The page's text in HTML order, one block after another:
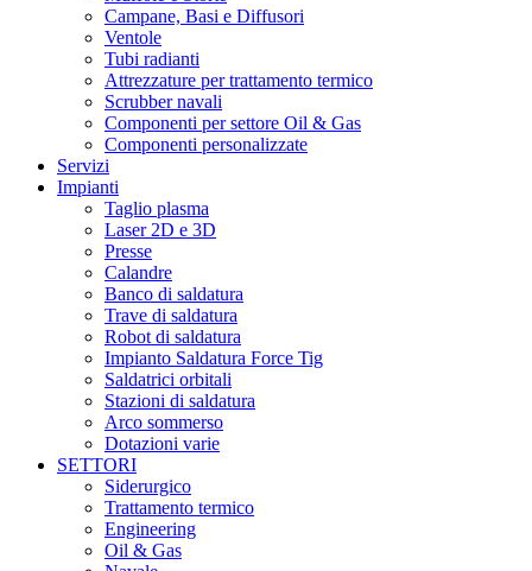
Campane, Basi e Diffusori
Ventole
Tubi radianti
Attrezzature per trattamento termico
Scrubber navali
Componenti per settore Oil & Gas
Componenti personalizzate
Servizi
Impianti
Taglio plasma
Laser 2D e 3D
Presse
Calandre
Banco di saldatura
Trave di saldatura
Robot di saldatura
Impianto Saldatura Force Tig
Saldatrici orbitali
Stazioni di saldatura
Arco sommerso
Dotazioni varie
SETTORI
Siderurgico
Trattamento termico
Engineering
Oil & Gas